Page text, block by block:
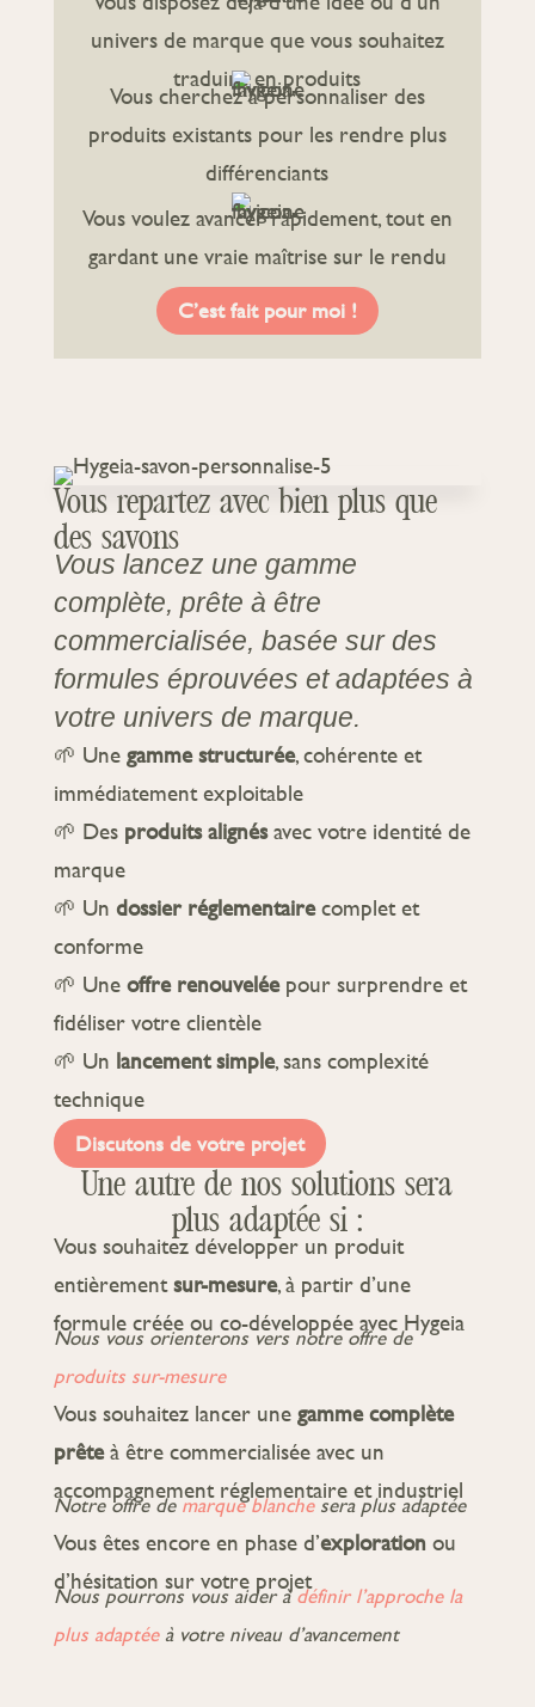
univers de marque que vous souhaitez
traduire en produits
Vous cherchez à personnaliser des
produits existants pour les rendre plus
différenciants
Vous voulez avancer rapidement, tout en
gardant une vraie maîtrise sur le rendu
final
C’est fait pour moi !
Vous repartez avec bien plus que
des savons
Vous lancez une gamme
complète, prête à être
commercialisée, basée sur des
formules éprouvées et adaptées à
votre univers de marque.
🌱 Une gamme structurée, cohérente et
immédiatement exploitable
🌱 Des produits alignésavec votre identité de
marque
🌱 Un dossier réglementairecomplet et
conforme
🌱 Une offre renouveléepour surprendre et
fidéliser votre clientèle
🌱 Un lancement simple, sans complexité
technique
Discutons de votre projet
Une autre de nos solutions sera
plus adaptée si :
Vous souhaitez développer un produit
entièrementsur-mesure, à partir d’une
formule créée ou co-développée avec Hygeia
Nous vous orienterons vers notre offre de
produits sur-mesure
Vous souhaitez lancer une gamme complète
prêteà être commercialisée avec un
accompagnement réglementaire et industriel
Notre offre demarque blanchesera plus adaptée
Vous êtes encore en phase d’exploration ou
d’hésitation sur votre projet
Nous pourrons vous aider àdéfinir l’approche la
plus adaptéeà votre niveau d’avancement